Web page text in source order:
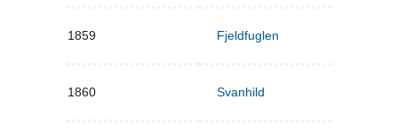
1859 Fjeldfuglen
1860 Svanhild